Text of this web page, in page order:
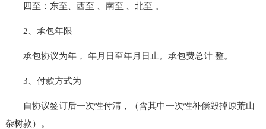
四至：东至、西至 、南至 、北至 。
2、承包年限
承包协议为年， 年月日至年月日止。承包费总计 整。
3、付款方式为
自协议签订后一次性付清，（含其中一次性补偿毁掉原荒山
杂树款）。